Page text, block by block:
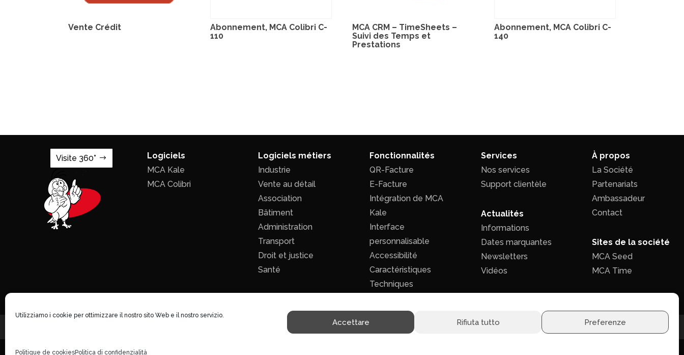
Utilizziamo i cookie per ottimizzare il nostro sito Web e il nostro servizio.
Accettare Rifiuta tutto Preferenze
Politique de cookiesPolitica di confidenzialità
Vente Crédit
Abonnement, MCA Colibri C-
110
MCA CRM – TimeSheets –
Suivi des Temps et
Prestations
Abonnement, MCA Colibri C-
140
Visite 360°
Logiciels
MCA Kale
MCA Colibri
Logiciels métiers
Industrie
Vente au détail
Association
Bâtiment
Administration
Transport
Droit et justice
Santé
Fonctionnalités
QR-Facture
E-Facture
Intégration de MCA
Kale
Interface
personnalisable
Accessibilité
Caractéristiques
Techniques
Services
Nos services
Support clientèle
Actualités
Informations
Dates marquantes
Newsletters
Vidéos
À propos
La Société
Partenariats
Ambassadeur
Contact
Sites de la société
MCA Seed
MCA Time
Politique de confidentialité | Conditions générales de ventes